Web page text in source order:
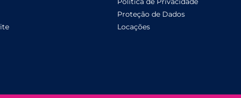
Proteção de Dados
Locações